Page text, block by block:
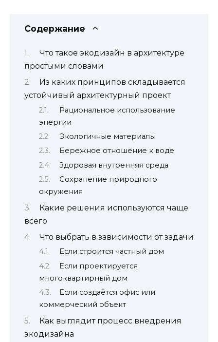
Содержание
Что такое экодизайн в архитектуре
простыми словами
Из каких принципов складывается
устойчивый архитектурный проект
Рациональное использование
энергии
Экологичные материалы
Бережное отношение к воде
Здоровая внутренняя среда
Сохранение природного
окружения
Какие решения используются чаще
всего
Что выбрать в зависимости от задачи
Если строится частный дом
Если проектируется
многоквартирный дом
Если создаётся офис или
коммерческий объект
Как выглядит процесс внедрения
экодизайна